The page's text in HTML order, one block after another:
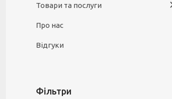
Товари та послуги
Про нас
Відгуки
Фільтри